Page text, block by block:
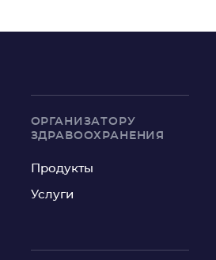
ОРГАНИЗАТОРУ
ЗДРАВООХРАНЕНИЯ
Продукты
Услуги